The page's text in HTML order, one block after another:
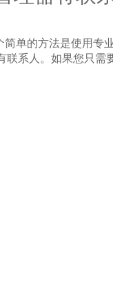
单的方法是使用专
联系人。如果您只需